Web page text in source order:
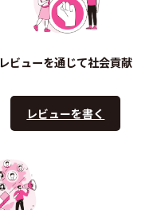
レビューを通じて社会貢献
レビューを書く